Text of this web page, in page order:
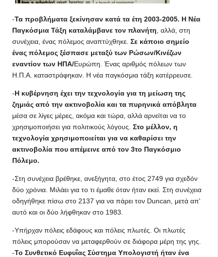
-Τα προβλήματα ξεκίνησαν κατά τα έτη 2003-2005. Η Νέα
Παγκόσμια Τάξη καταλάμβανε τον πλανήτη , αλλά, στη
συνέχεια, ένας πόλεμος αναπτύχθηκε. Σε κάποιο σημείο
ένας πόλεμος ξέσπασε μεταξύ των Ρώσων/Κινέζων
εναντίον των ΗΠΑ/Ευρώπη. Ένας αριθμός πόλεων των
Η.Π.Α. καταστράφηκαν. Η νέα παγκόσμια τάξη κατέρρευσε.
-Η κυβέρνηση έχει την τεχνολογία για τη μείωση της
ζημιάς από την ακτινοβολία και τα πυρηνικά απόβλητα
μέσα σε λίγες μέρες, ακόμα και τώρα, αλλά αρνείται να το
χρησιμοποιήσει για πολιτικούς λόγους. Στο μέλλον, η
τεχνολογία χρησιμοποιείται για να καθαρίσει την
ακτινοβολία που απέμεινε από τον 3το Παγκόσμιο
Πόλεμο.
-Στη συνέχεια βρέθηκε, ανεξήγητα, στο έτος 2749 για σχεδόν
δύο χρόνια. Μιλάει για το τι έμαθε όταν ήταν εκεί. Στη συνέχεια
οδηγήθηκε πίσω στο 2137 για να πάρει τον Duncan, μετά απ'
αυτό και οι δύο λήφθηκαν στο 1983.
-Υπήρχαν πόλεις εδάφους και πόλεις πλωτές. Οι πλωτές
πόλεις μπορούσαν να μεταφερθούν σε διάφορα μέρη της γης.
-Το Συνθετικό Ευφυΐας Σύστημα Υπολογιστή ήταν ένα